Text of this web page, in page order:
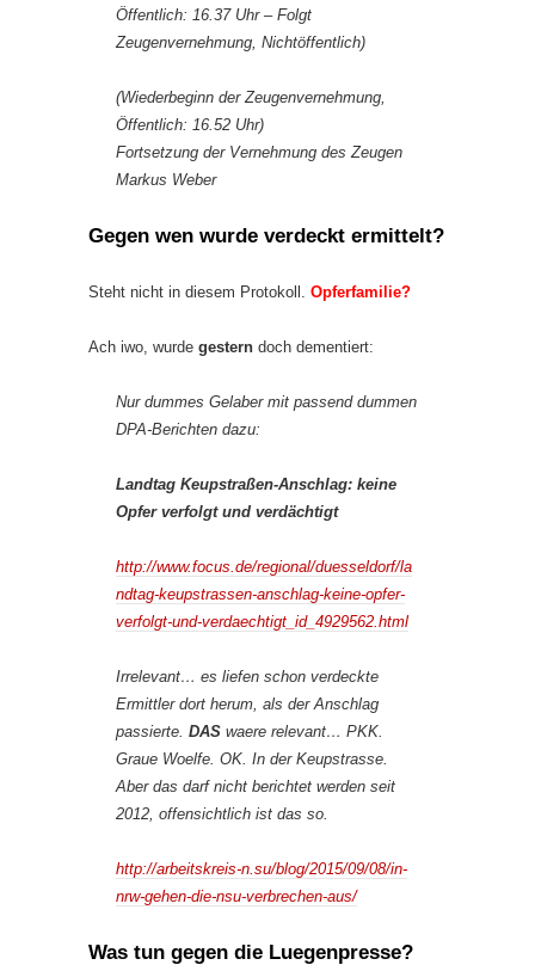
Öffentlich: 16.37 Uhr – Folgt
Zeugenvernehmung, Nichtöffentlich)
(Wiederbeginn der Zeugenvernehmung,
Öffentlich: 16.52 Uhr)
Fortsetzung der Vernehmung des Zeugen
Markus Weber
Gegen wen wurde verdeckt ermittelt?
Steht nicht in diesem Protokoll. Opferfamilie?
Ach iwo, wurde gestern doch dementiert:
Nur dummes Gelaber mit passend dummen
DPA-Berichten dazu:
Landtag Keupstraßen-Anschlag: keine
Opfer verfolgt und verdächtigt
http://www.focus.de/regional/duesseldorf/la
ndtag-keupstrassen-anschlag-keine-opfer-
verfolgt-und-verdaechtigt_id_4929562.html
Irrelevant… es liefen schon verdeckte
Ermittler dort herum, als der Anschlag
passierte. DAS waere relevant… PKK.
Graue Woelfe. OK. In der Keupstrasse.
Aber das darf nicht berichtet werden seit
2012, offensichtlich ist das so.
http://arbeitskreis-n.su/blog/2015/09/08/in-
nrw-gehen-die-nsu-verbrechen-aus/
Was tun gegen die Luegenpresse?